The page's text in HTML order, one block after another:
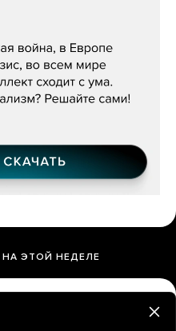
«Наше сердце
ЭТОЙ НЕДЕЛЕ